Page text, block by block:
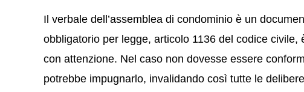
Il verbale dell’assemblea di condominio è un
obbligatorio per legge, articolo 1136 del codice
con attenzione. Nel caso non dovesse essere
potrebbe impugnarlo, invalidando così tutte le